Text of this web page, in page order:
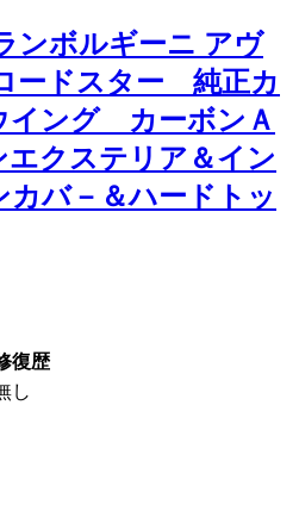
ンボルギーニ アヴ
ードスター 純正カ
イング カーボンＡ
クステリア＆イン
バ－＆ハードトッ
復歴
し